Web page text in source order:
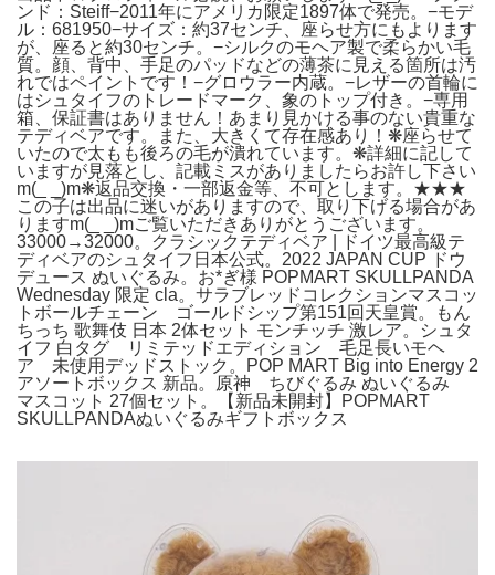
ンド：Steiff−2011年にアメリカ限定1897体で発売。−モデ
ル：681950−サイズ：約37センチ、座らせ方にもよります
が、座ると約30センチ。−シルクのモヘア製で柔らかい毛
質。顔、背中、手足のパッドなどの薄茶に見える箇所は汚
れではペイントです！−グロウラー内蔵。−レザーの首輪に
はシュタイフのトレードマーク、象のトップ付き。−専用
箱、保証書はありません！あまり見かける事のない貴重な
テディベアです。また、大きくて存在感あり！❋座らせて
いたので太もも後ろの毛が潰れています。❋詳細に記して
いますが見落とし、記載ミスがありましたらお許し下さい
m(_ _)m❋返品交換・一部返金等、不可とします。★★★
この子は出品に迷いがありますので、取り下げる場合があ
りますm(_ _)mご覧いただきありがとうございます。
33000→32000。クラシックテディベア | ドイツ最高級テ
ディベアのシュタイフ日本公式。2022 JAPAN CUP ドウ
デュース ぬいぐるみ。お*ぎ様 POPMART SKULLPANDA
Wednesday 限定 cla。サラブレッドコレクションマスコッ
トボールチェーン ゴールドシップ第151回天皇賞。もん
ちっち 歌舞伎 日本 2体セット モンチッチ 激レア。シュタ
イフ 白タグ リミテッドエディション 毛足長いモヘ
ア 未使用デッドストック。POP MART Big into Energy 2
アソートボックス 新品。原神 ちびぐるみ ぬいぐるみ
マスコット 27個セット。【新品未開封】POPMART
SKULLPANDAぬいぐるみギフトボックス